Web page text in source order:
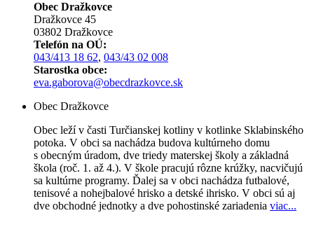
Obec Dražkovce
Dražkovce 45
03802 Dražkovce
Telefón na OÚ:
043/413 18 62, 043/43 02 008
Starostka obce:
eva.gaborova@obecdrazkovce.sk
Obec Dražkovce
Obec leží v časti Turčianskej kotliny v kotlinke Sklabinského
potoka. V obci sa nachádza budova kultúrneho domu
s obecným úradom, dve triedy materskej školy a základná
škola (roč. 1. až 4.). V škole pracujú rôzne krúžky, nacvičujú
sa kultúrne programy. Ďalej sa v obci nachádza futbalové,
tenisové a nohejbalové hrisko a detské ihrisko. V obci sú aj
dve obchodné jednotky a dve pohostinské zariadenia viac...